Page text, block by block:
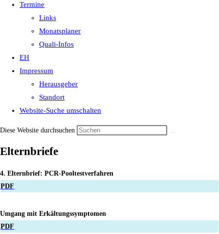
Termine
Links
Monatsplaner
Quali-Infos
EH
Impressum
Herausgeber
Standort
Website-Suche umschalten
Diese Website durchsuchen
Elternbriefe
4. Elternbrief: PCR-Pooltestverfahren
PDF
Umgang mit Erkältungssymptomen
PDF